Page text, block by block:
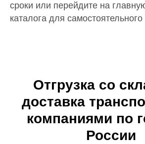
сроки или перейдите на
каталога для самостоятельного
Отгрузка со
доставка
компаниями по
России